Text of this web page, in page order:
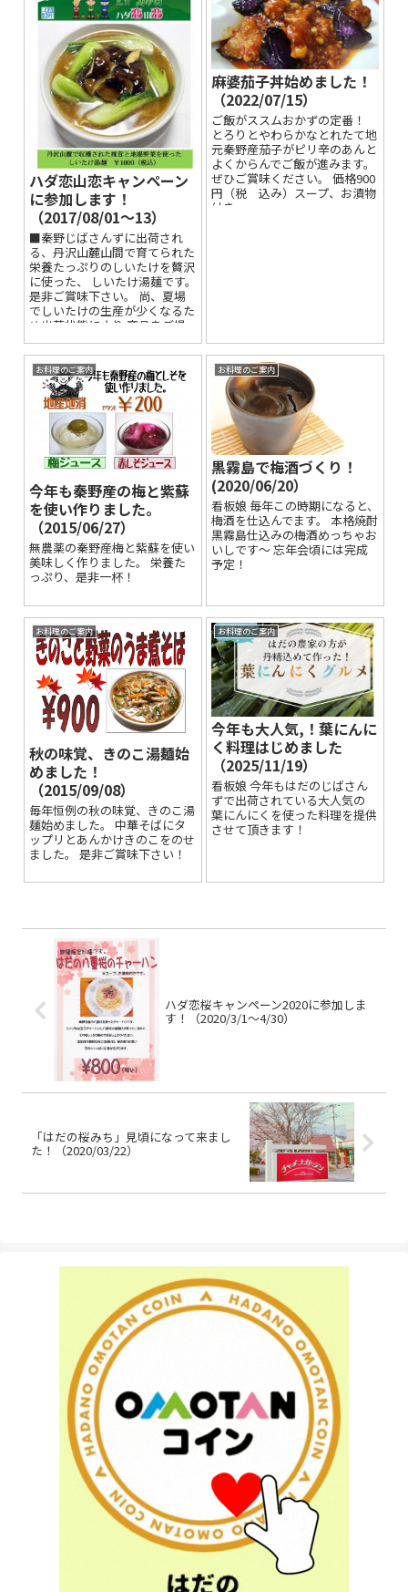
ハダ恋山恋キャンペーン
に参加します！
（2017/08/01～13）
■秦野じばさんずに出荷され
る、丹沢山麓山間で育てられた
栄養たっぷりのしいたけを贅沢
に使った、 しいたけ湯麺です。
是非ご賞味下さい。 尚、夏場
でしいたけの生産が少くなるた
め出荷状態により 商品をご提
供出来ない日も予想されま...
麻婆茄子丼始めました！
（2022/07/15）
ご飯がススムおかずの定番！
とろりとやわらかなとれたて地
元秦野産茄子がピリ辛のあんと
よくからんでご飯が進みます。
ぜひご賞味ください。 価格900
円（税 込み）スープ、お漬物
付き
お料理のご案内
今年も秦野産の梅と紫蘇
を使い作りました。
（2015/06/27）
無農薬の秦野産梅と紫蘇を使い
美味しく作りました。 栄養た
っぷり、是非一杯！
お料理のご案内
黒霧島で梅酒づくり！
(2020/06/20）
看板娘 毎年この時期になると、
梅酒を仕込んでます。 本格焼酎
黒霧島仕込みの梅酒めっちゃお
いしです～ 忘年会頃には完成
予定！
お料理のご案内
秋の味覚、きのこ湯麺始
めました！
（2015/09/08）
毎年恒例の秋の味覚、きのこ湯
麺始めました。 中華そばにタ
ップリとあんかけきのこをのせ
ました。 是非ご賞味下さい！
お料理のご案内
今年も大人気,！葉にんに
く料理はじめました
（2025/11/19）
看板娘 今年もはだのじばさん
ずで出荷されている大人気の
葉にんにくを使った料理を提供
させて頂きます！
ハダ恋桜キャンペーン2020に参加しま
す！（2020/3/1～4/30）
「はだの桜みち」見頃になって来まし
た！（2020/03/22）